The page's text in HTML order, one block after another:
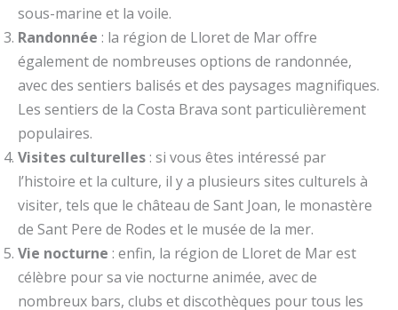
sous-marine et la voile.
Randonnée : la région de Lloret de Mar offre
également de nombreuses options de randonnée,
avec des sentiers balisés et des paysages magnifiques.
Les sentiers de la Costa Brava sont particulièrement
populaires.
Visites culturelles : si vous êtes intéressé par
l’histoire et la culture, il y a plusieurs sites culturels à
visiter, tels que le château de Sant Joan, le monastère
de Sant Pere de Rodes et le musée de la mer.
Vie nocturne : enfin, la région de Lloret de Mar est
célèbre pour sa vie nocturne animée, avec de
nombreux bars, clubs et discothèques pour tous les